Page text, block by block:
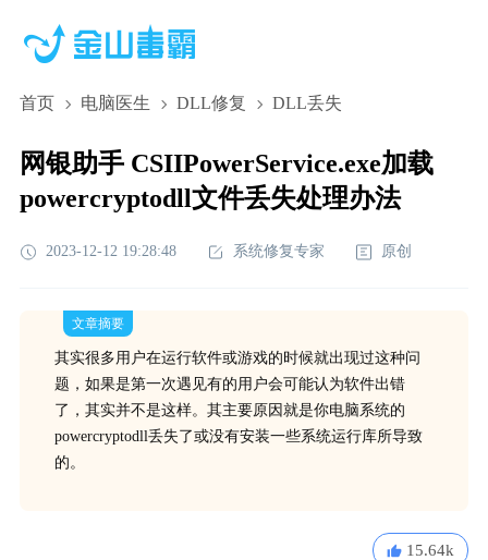
首页 电脑医生 DLL修复 DLL丢失
网银助手 CSIIPowerService.exe加载
powercryptodll文件丢失处理办法
2023-12-12 19:28:48 系统修复专家 原创
文章摘要
其实很多用户在运行软件或游戏的时候就出现过这种问
题，如果是第一次遇见有的用户会可能认为软件出错
了，其实并不是这样。其主要原因就是你电脑系统的
powercryptodll丢失了或没有安装一些系统运行库所导致
的。
15.64k